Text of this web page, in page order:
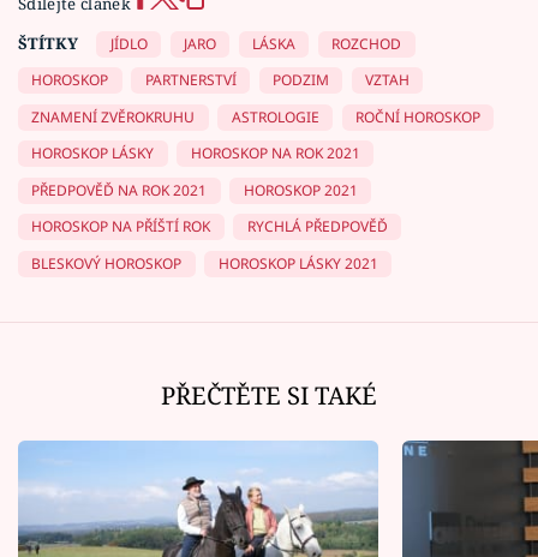
ŠTÍTKY
JÍDLO JARO LÁSKA
ROZCHOD
HOROSKOP
PARTNERSTVÍ PODZIM
VZTAH
ZNAMENÍ ZVĚROKRUHU
ASTROLOGIE
ROČNÍ HOROSKOP
HOROSKOP LÁSKY
HOROSKOP NA ROK 2021
PŘEDPOVĚĎ NA ROK 2021
HOROSKOP 2021
HOROSKOP NA PŘÍŠTÍ ROK
RYCHLÁ PŘEDPOVĚĎ
BLESKOVÝ HOROSKOP
HOROSKOP LÁSKY 2021
PŘEČTĚTE SI TAKÉ